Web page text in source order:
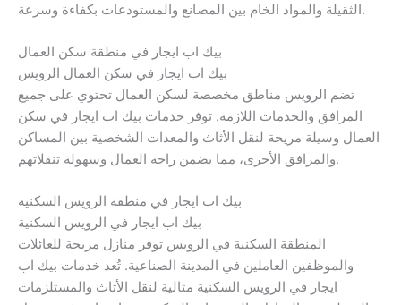
الثقيلة والمواد الخام بين المصانع والمستودعات بكفاءة وسرعة.
بيك اب ايجار في منطقة سكن العمال
بيك اب ايجار في سكن العمال الرويس
تضم الرويس مناطق مخصصة لسكن العمال تحتوي على جميع
المرافق والخدمات اللازمة. توفر خدمات بيك اب ايجار في سكن
العمال وسيلة مريحة لنقل الأثاث والمعدات الشخصية بين المساكن
والمرافق الأخرى، مما يضمن راحة العمال وسهولة تنقلاتهم.
بيك اب ايجار في منطقة الرويس السكنية
بيك اب ايجار في الرويس السكنية
المنطقة السكنية في الرويس توفر منازل مريحة للعائلات
والموظفين العاملين في المدينة الصناعية. تُعد خدمات بيك اب
ايجار في الرويس السكنية مثالية لنقل الأثاث والمستلزمات